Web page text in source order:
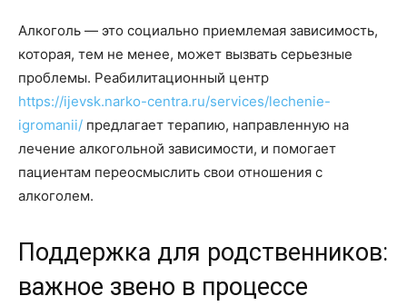
Алкоголь — это социально приемлемая зависимость,
которая, тем не менее, может вызвать серьезные
проблемы. Реабилитационный центр
https://ijevsk.narko-centra.ru/services/lechenie-
igromanii/ предлагает терапию, направленную на
лечение алкогольной зависимости, и помогает
пациентам переосмыслить свои отношения с
алкоголем.
Поддержка для родственников:
важное звено в процессе